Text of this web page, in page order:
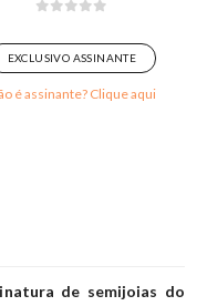
EXCLUSIVO ASSINANTE
é assinante? Clique aqui
de semijoias do